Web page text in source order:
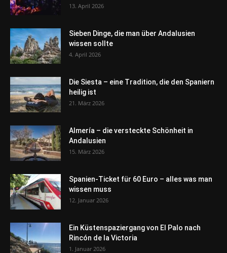
13. April 2026
Sieben Dinge, die man über Andalusien
wissen sollte
4. April 2026
Die Siesta – eine Tradition, die den Spaniern
heilig ist
21. März 2026
Almería – die versteckte Schönheit in
Andalusien
15. März 2026
Spanien-Ticket für 60 Euro – alles was man
wissen muss
12. Januar 2026
Ein Küstenspaziergang von El Palo nach
Rincón de la Victoria
1. Januar 2026